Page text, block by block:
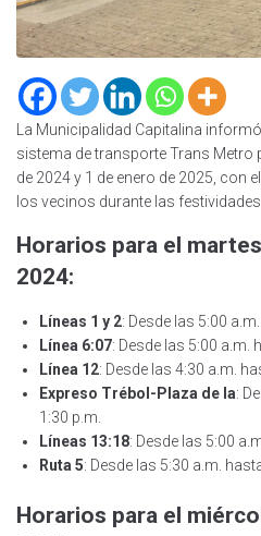
La Municipalidad Capitalina
sistema de transporte Trans Metro
de 2024 y 1 de enero de 2025, con
los vecinos durante las festividades.
Horarios para el
2024:
Líneas 1 y 2: Desde las 5:00
Línea 6:07: Desde las 5:00 a.m.
Línea 12: Desde las 4:30 a.m.
Expreso Trébol-Plaza de la:
1:30 p.m.
Líneas 13:18: Desde las 5:00
Ruta 5: Desde las 5:30 a.m.
Horarios para el